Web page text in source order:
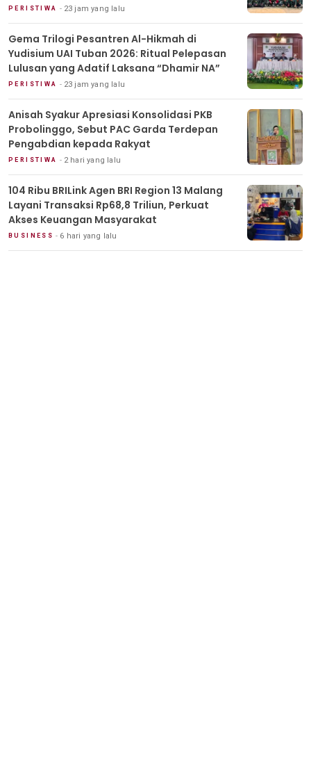
PERISTIWA 23 jam yang lalu
Gema Trilogi Pesantren Al-Hikmah di
Yudisium UAI Tuban 2026: Ritual Pelepasan
Lulusan yang Adatif Laksana “Dhamir NA”
PERISTIWA 23 jam yang lalu
Anisah Syakur Apresiasi Konsolidasi PKB
Probolinggo, Sebut PAC Garda Terdepan
Pengabdian kepada Rakyat
PERISTIWA 2 hari yang lalu
104 Ribu BRILink Agen BRI Region 13 Malang
Layani Transaksi Rp68,8 Triliun, Perkuat
Akses Keuangan Masyarakat
BUSINESS 6 hari yang lalu